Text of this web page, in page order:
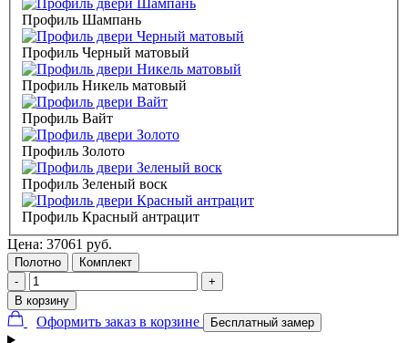
Профиль Шампань
Профиль Черный матовый
Профиль Никель матовый
Профиль Вайт
Профиль Золото
Профиль Зеленый воск
Профиль Красный антрацит
Цена: 37061 руб.
Полотно
Комплект
-
+
В корзину
Оформить заказ в корзине Бесплатный замер